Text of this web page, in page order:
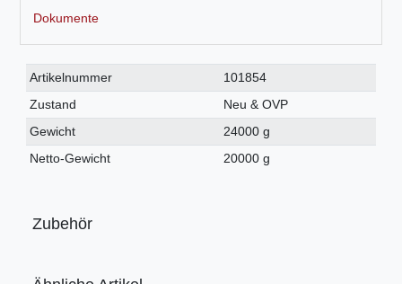
Dokumente
Technisches
Merkmal
Wert
Artikelnummer
101854
Zustand
Neu & OVP
Gewicht
24000 g
Netto-Gewicht
20000 g
Zubehör